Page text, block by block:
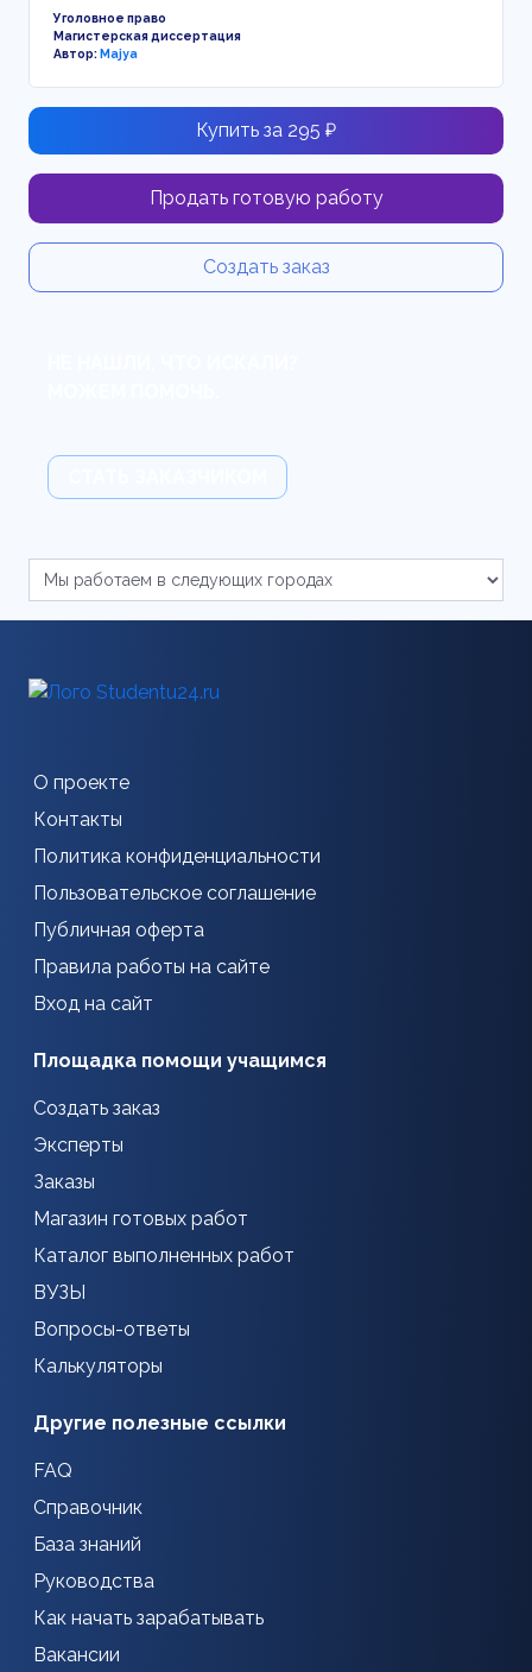
Уголовное право
Магистерская диссертация
Автор:Majya
Купить за 295 ₽
Продать готовую работу
Создать заказ
О проекте
Контакты
Политика конфиденциальности
Пользовательское соглашение
Публичная оферта
Правила работы на сайте
Вход на сайт
Площадка помощи учащимся
Создать заказ
Эксперты
Заказы
Магазин готовых работ
Каталог выполненных работ
ВУЗЫ
Вопросы-ответы
Калькуляторы
Другие полезные ссылки
FAQ
Справочник
База знаний
Руководства
Как начать зарабатывать
Вакансии